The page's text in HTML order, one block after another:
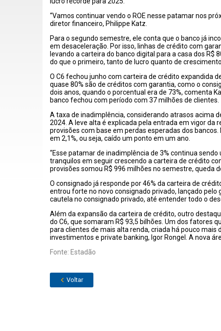
“Vamos continuar vendo o ROE nesse patamar nos
diretor financeiro, Philippe Katz.
Para o segundo semestre, ele conta que o banco já
em desaceleração. Por isso, linhas de crédito com
levando a carteira do banco digital para a casa dos R$
do que o primeiro, tanto de lucro quanto de crescimento
O C6 fechou junho com carteira de crédito expandida
quase 80% são de créditos com garantia, como o
dois anos, quando o porcentual era de 73%, comenta
banco fechou com período com 37 milhões de clientes.
A taxa de inadimplência, considerando atrasos acima
2024. A leve alta é explicada pela entrada em vigor da
provisões com base em perdas esperadas dos
em 2,1%, ou seja, caído um ponto em um ano.
“Esse patamar de inadimplência de 3% continua
tranquilos em seguir crescendo a carteira de crédito
provisões somou R$ 996 milhões no semestre, queda
O consignado já responde por 46% da carteira de
entrou forte no novo consignado privado, lançado
cautela no consignado privado, até entender todo o
Além da expansão da carteira de crédito, outro
do C6, que somaram R$ 93,5 bilhões. Um dos fatores
para clientes de mais alta renda, criada há pouco
investimentos e private banking, Igor Rongel. A nova
Fonte: Estadão
Voltar